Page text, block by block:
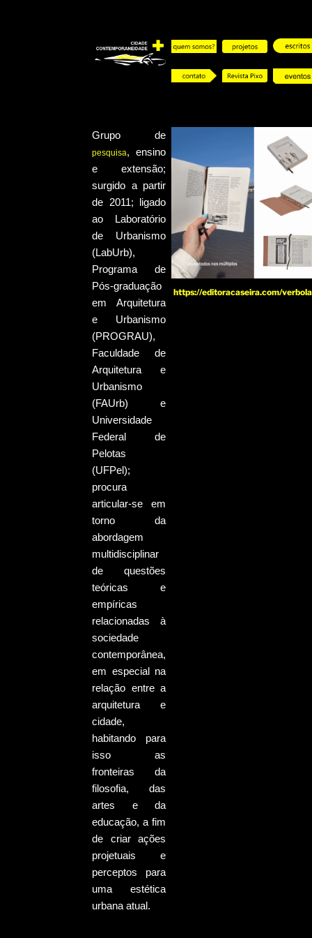
Grupo de
pesquisa, ensino
e extensão;
surgido a partir
de 2011; ligado
ao Laboratório
de Urbanismo
(LabUrb),
Programa de
Pós-graduação
em Arquitetura
e Urbanismo
(PROGRAU),
Faculdade de
Arquitetura e
Urbanismo
(FAUrb) e
Universidade
Federal de
Pelotas
(UFPel);
procura
articular-se em
torno da
abordagem
multidisciplinar
de questões
teóricas e
empíricas
relacionadas à
sociedade
contemporânea,
em especial na
relação entre a
arquitetura e
cidade,
habitando para
isso as
fronteiras da
filosofia, das
artes e da
educação, a fim
de criar ações
projetuais e
perceptos para
uma estética
urbana atual.
https://editoracaseira.com/